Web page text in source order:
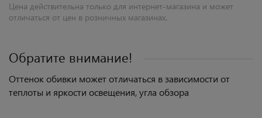
Цена действительна только для интернет-магазина и может
отличаться от цен в розничных магазинах.
Обратите внимание!
Оттенок обивки может отличаться в зависимости от
теплоты и яркости освещения, угла обзора